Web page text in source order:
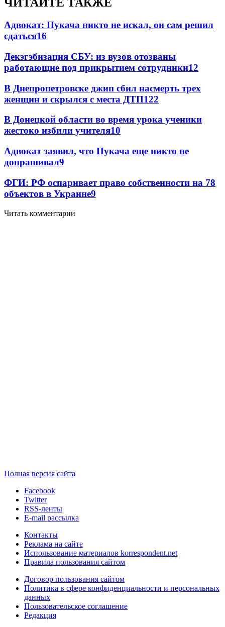
ЧИТАЙТЕ ТАКЖЕ
Адвокат: Пукача никто не искал, он сам решил
сдаться16
Декэгэбизация СБУ: из вузов отозваны
работающие под прикрытием сотрудники12
В Днепропетровске джип сбил насмерть трех
женщин и скрылся с места ДТП122
В Донецкой области во время урока ученики
жестоко избили учителя10
Адвокат заявил, что Пукача еще никто не
допрашивал9
ФГИ: РФ оспаривает право собственности на 78
объектов в Украине9
Читать комментарии
Полная версия сайта
Facebook
Twitter
RSS-ленты
E-mail рассылка
Контакты
Реклама на сайте
Использование материалов korrespondent.net
Правила пользования сайтом
Договор пользования сайтом
Политика в сфере конфиденциальности и персональных
данных
Пользовательское соглашение
Редакция